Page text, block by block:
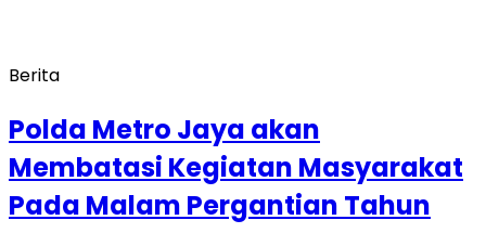
Berita
Polda Metro Jaya akan
Membatasi Kegiatan Masyarakat
Pada Malam Pergantian Tahun